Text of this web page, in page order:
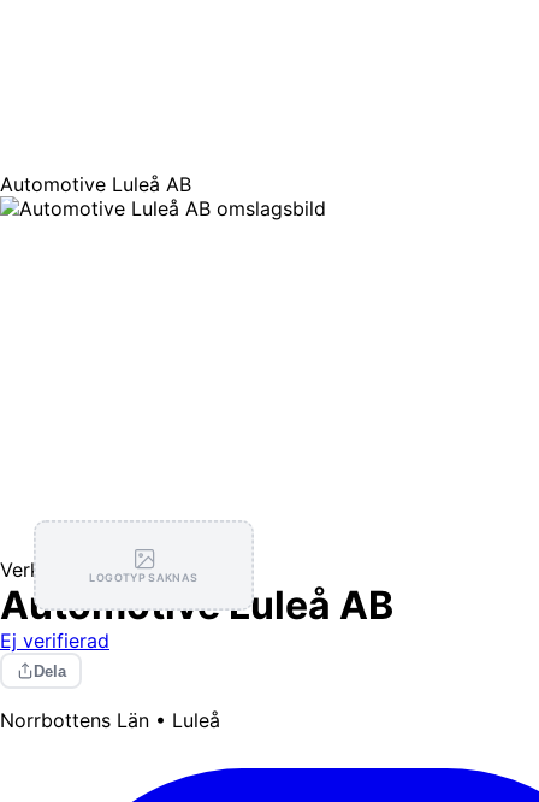
Automotive Luleå AB
LOGOTYP SAKNAS
Verkstäder
Automotive Luleå AB
Ej verifierad
Dela
Norrbottens Län • Luleå